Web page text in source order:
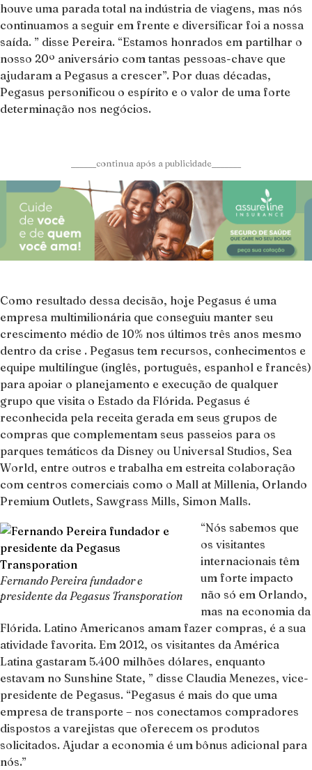
houve uma parada total na indústria de viagens, mas nós
continuamos a seguir em frente e diversificar foi a nossa
saída. ” disse Pereira. “Estamos honrados em partilhar o
nosso 20º aniversário com tantas pessoas-chave que
ajudaram a Pegasus a crescer”. Por duas décadas,
Pegasus personificou o espírito e o valor de uma forte
determinação nos negócios.
______continua após a publicidade_______
Como resultado dessa decisão, hoje Pegasus é uma
empresa multimilionária que conseguiu manter seu
crescimento médio de 10% nos últimos três anos mesmo
dentro da crise . Pegasus tem recursos, conhecimentos e
equipe multilíngue (inglês, português, espanhol e francês)
para apoiar o planejamento e execução de qualquer
grupo que visita o Estado da Flórida. Pegasus é
reconhecida pela receita gerada em seus grupos de
compras que complementam seus passeios para os
parques temáticos da Disney ou Universal Studios, Sea
World, entre outros e trabalha em estreita colaboração
com centros comerciais como o Mall at Millenia, Orlando
Premium Outlets, Sawgrass Mills, Simon Malls.
Fernando Pereira fundador e
presidente da Pegasus Transporation
“Nós sabemos que
os visitantes
internacionais têm
um forte impacto
não só em Orlando,
mas na economia da
Flórida. Latino Americanos amam fazer compras, é a sua
atividade favorita. Em 2012, os visitantes da América
Latina gastaram 5.400 milhões dólares, enquanto
estavam no Sunshine State, ” disse Claudia Menezes, vice-
presidente de Pegasus. “Pegasus é mais do que uma
empresa de transporte – nos conectamos compradores
dispostos a varejistas que oferecem os produtos
solicitados. Ajudar a economia é um bônus adicional para
nós.”